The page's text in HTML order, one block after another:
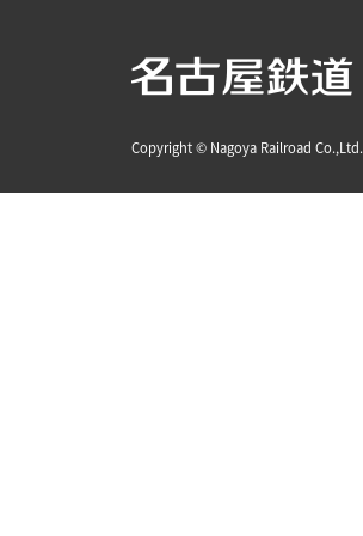
Copyright © Nagoya Railroad Co.,Ltd.